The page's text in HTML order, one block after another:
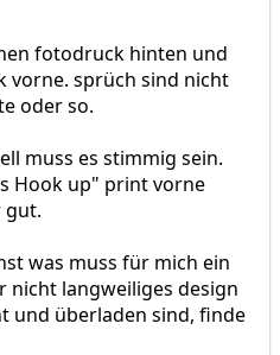
fotodruck hinten und
vorne. sprüch sind nicht
oder so.
muss es stimmig sein.
Hook up" print vorne
gut.
was muss für mich ein
nicht langweiliges design
und überladen sind, finde